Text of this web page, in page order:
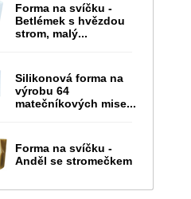
Forma na svíčku -
Betlémek s hvězdou
strom, malý...
Silikonová forma na
výrobu 64
matečníkových mise...
Forma na svíčku -
Anděl se stromečkem